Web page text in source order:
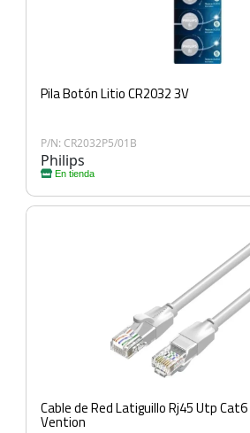
Pila Botón Litio CR2032 3V
P/N: CR2032P5/01B
Philips
En tienda
Cable de Red Latiguillo Rj45 Utp
Vention